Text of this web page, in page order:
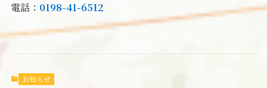
電話： 0198-41-6512
お知らせ